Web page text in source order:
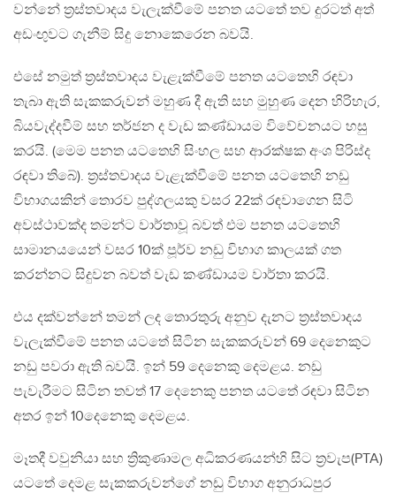
වන්නේ ත්‍රස්තවාදය වැලැක්වීමේ පනත යටතේ තව දුරටත් අත්
අඩංඟුවට ගැනීම් සිදු නොකෙරෙන බවයි.
එසේ නමුත් ත්‍රස්තවාදය වැළැක්වීමේ පනත යටතෙහි රඳවා
තැබා ඇති සැකකරුවන් මහුණ දී ඇති සහ මුහුණ දෙන හිරිහැර,
බියවැද්දවීම් සහ තර්ජන ද වැඩ කණ්ඩායම විවේචනයට හසු
කරයි. (මෙම පනත යටතෙහි සිංහල සහ ආරක්ෂක අංශ පිරිස්ද
රඳවා තිබේ). ත්‍රස්තවාදය වැළැක්වීමේ පනත යටතෙහි නඩු
විභාගයකින් තොරව පුද්ගලයකු වසර 22ක් රඳවාගෙන සිටි
අවස්ථාවක්ද තමන්ට වාර්තාවූ බවත් එම පනත යටතෙහි
සාමානයයෙන් වසර 10ක් පූර්ව නඩු විභාග කාලයක් ගත
කරන්නට සිදුවන බවත් වැඩ කණ්ඩායම වාර්තා කරයි.
එය දක්වන්නේ තමන් ලද තොරතුරු අනුව දැනට ත්‍රස්තවාදය
වැලැක්වීමේ පනත යටතේ සිටින සැකකරුවන් 69 දෙනෙකුට
නඩු පවරා ඇති බවයි. ඉන් 59 දෙනෙකු දෙමළය. නඩු
පැවැරීමට සිටින තවත් 17 දෙනෙකු පනත යටතේ රඳවා සිටින
අතර ඉන් 10දෙනෙකු දෙමළය.
මෑතදී වවුනියා සහ ත්‍රිකුණාමල අධිකරණයන්හි සිට ත්‍රවැප(PTA)
යටතේ දෙමළ සැකකරුවන්ගේ නඩු විභාග අනුරාධපුර